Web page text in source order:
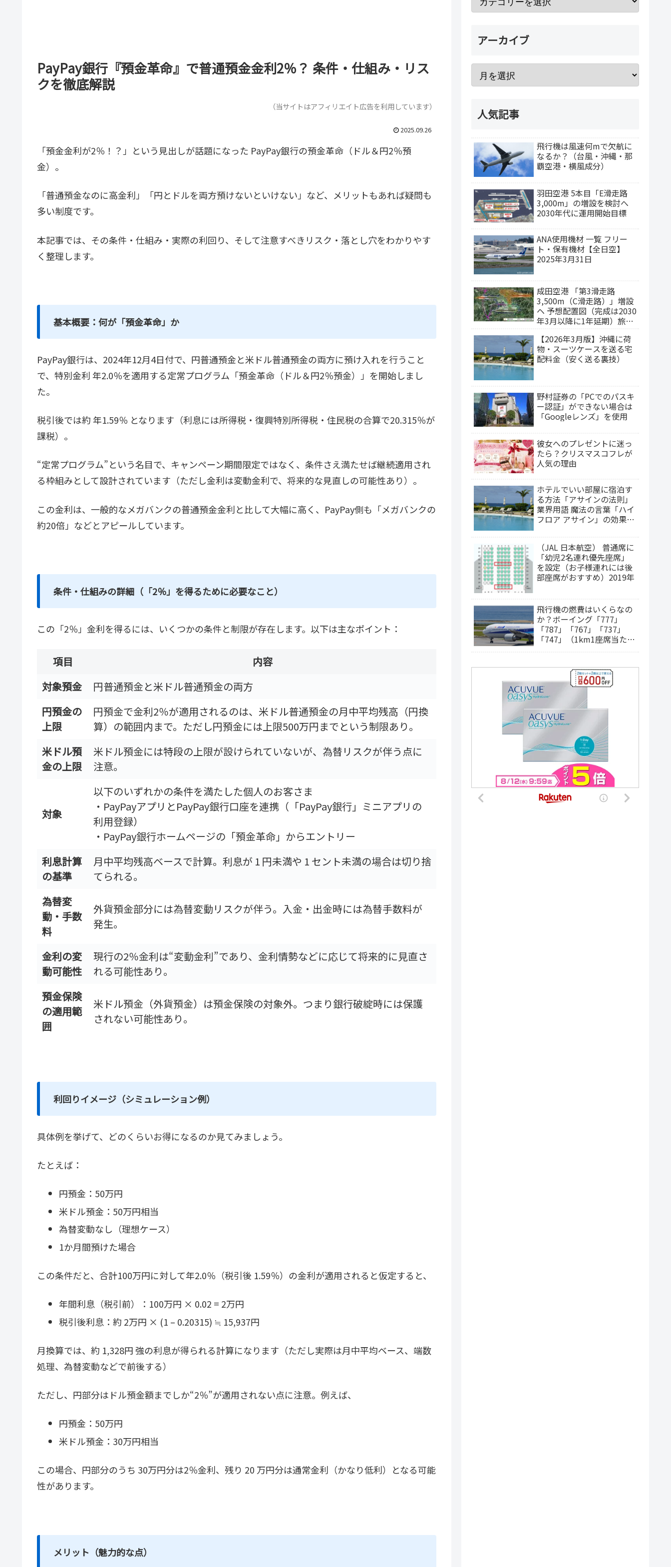
PayPay銀行『預金革命』で普通預金金利2％？ 条件・仕組み・リス
クを徹底解説
（当サイトはアフィリエイト広告を利用しています）
2025.09.26
「預金金利が2％！？」という見出しが話題になった PayPay銀行の預金革命（ドル＆円2％預
金）。
「普通預金なのに高金利」「円とドルを両方預けないといけない」など、メリットもあれば疑問も
多い制度です。
本記事では、その条件・仕組み・実際の利回り、そして注意すべきリスク・落とし穴をわかりやす
く整理します。
基本概要：何が「預金革命」か
PayPay銀行は、2024年12月4日付で、円普通預金と米ドル普通預金の両方に預け入れを行うこと
で、特別金利 年2.0％を適用する定常プログラム「預金革命（ドル＆円2％預金）」を開始しまし
た。
税引後では約 年1.59％ となります（利息には所得税・復興特別所得税・住民税の合算で20.315％が
課税）。
“定常プログラム”という名目で、キャンペーン期間限定ではなく、条件さえ満たせば継続適用され
る枠組みとして設計されています（ただし金利は変動金利で、将来的な見直しの可能性あり）。
この金利は、一般的なメガバンクの普通預金金利と比して大幅に高く、PayPay側も「メガバンクの
約20倍」などとアピールしています。
条件・仕組みの詳細（「2％」を得るために必要なこと）
この「2％」金利を得るには、いくつかの条件と制限が存在します。以下は主なポイント：
項目
内容
対象預金
円普通預金と米ドル普通預金の両方
円預金の
上限
円預金で金利2％が適用されるのは、米ドル普通預金の月中平均残高（円換
算）の範囲内まで。ただし円預金には上限500万円までという制限あり。
米ドル預
金の上限
米ドル預金には特段の上限が設けられていないが、為替リスクが伴う点に
注意。
対象
以下のいずれかの条件を満たした個人のお客さま
・PayPayアプリとPayPay銀行口座を連携（「PayPay銀行」ミニアプリの
利用登録）
・PayPay銀行ホームページの「預金革命」からエントリー
利息計算
の基準
月中平均残高ベースで計算。利息が 1 円未満や 1 セント未満の場合は切り捨
てられる。
為替変
動・手数
料
外貨預金部分には為替変動リスクが伴う。入金・出金時には為替手数料が
発生。
金利の変
動可能性
現行の2％金利は“変動金利”であり、金利情勢などに応じて将来的に見直さ
れる可能性あり。
預金保険
の適用範
囲
米ドル預金（外貨預金）は預金保険の対象外。つまり銀行破綻時には保護
されない可能性あり。
利回りイメージ（シミュレーション例）
具体例を挙げて、どのくらいお得になるのか見てみましょう。
たとえば：
円預金：50万円
米ドル預金：50万円相当
為替変動なし（理想ケース）
1か月間預けた場合
この条件だと、合計100万円に対して年2.0％（税引後 1.59％）の金利が適用されると仮定すると、
年間利息（税引前）：100万円 × 0.02 = 2万円
税引後利息：約 2万円 × (1 – 0.20315) ≒ 15,937円
月換算では、約 1,328円 強の利息が得られる計算になります（ただし実際は月中平均ベース、端数
処理、為替変動などで前後する）
ただし、円部分はドル預金額までしか“2％”が適用されない点に注意。例えば、
円預金：50万円
米ドル預金：30万円相当
この場合、円部分のうち 30万円分は2％金利、残り 20 万円分は通常金利（かなり低利）となる可能
性があります。
メリット（魅力的な点）
アーカイブ
人気記事
飛行機は風速何mで欠航に
なるか？（台風・沖縄・那
覇空港・横風成分）
羽田空港 5本目「E滑走路
3,000m」の増設を検討へ
2030年代に運用開始目標
ANA使用機材 一覧 フリー
ト・保有機材【全日空】
2025年3月31日
成田空港 「第3滑走路
3,500m（C滑走路）」増設
ヘ 予想配置図（完成は2030
年3月以降に1年延期）旅客
【2026年3月版】沖縄に荷
物・スーツケースを送る宅
配料金（安く送る裏技）
野村証券の「PCでのパスキ
ー認証」ができない場合は
「Googleレンズ」を使用
彼女へのプレゼントに迷っ
たら？クリスマスコフレが
人気の理由
ホテルでいい部屋に宿泊す
る方法「アサインの法則」
業界用語 魔法の言葉「ハイ
フロア アサイン」の効果
（JAL 日本航空） 普通席に
「幼児2名連れ優先座席」
を設定（お子様連れには後
部座席がおすすめ）2019年
飛行機の燃費はいくらなの
か？ボーイング「777」
「787」「767」「737」
「747」（1km1座席当たり